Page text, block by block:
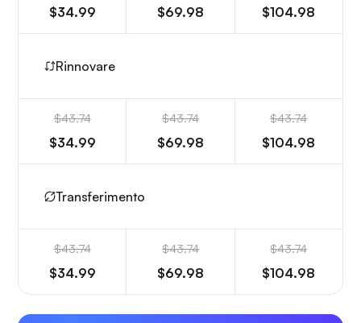
$34.99 $69.98 $104.98
Rinnovare
$43.74
$34.99
$43.74
$69.98
$43.74
$104.98
Transferimento
$43.74
$34.99
$43.74
$69.98
$43.74
$104.98